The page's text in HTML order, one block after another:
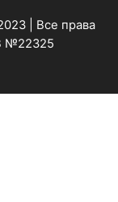
| Все права
№22325